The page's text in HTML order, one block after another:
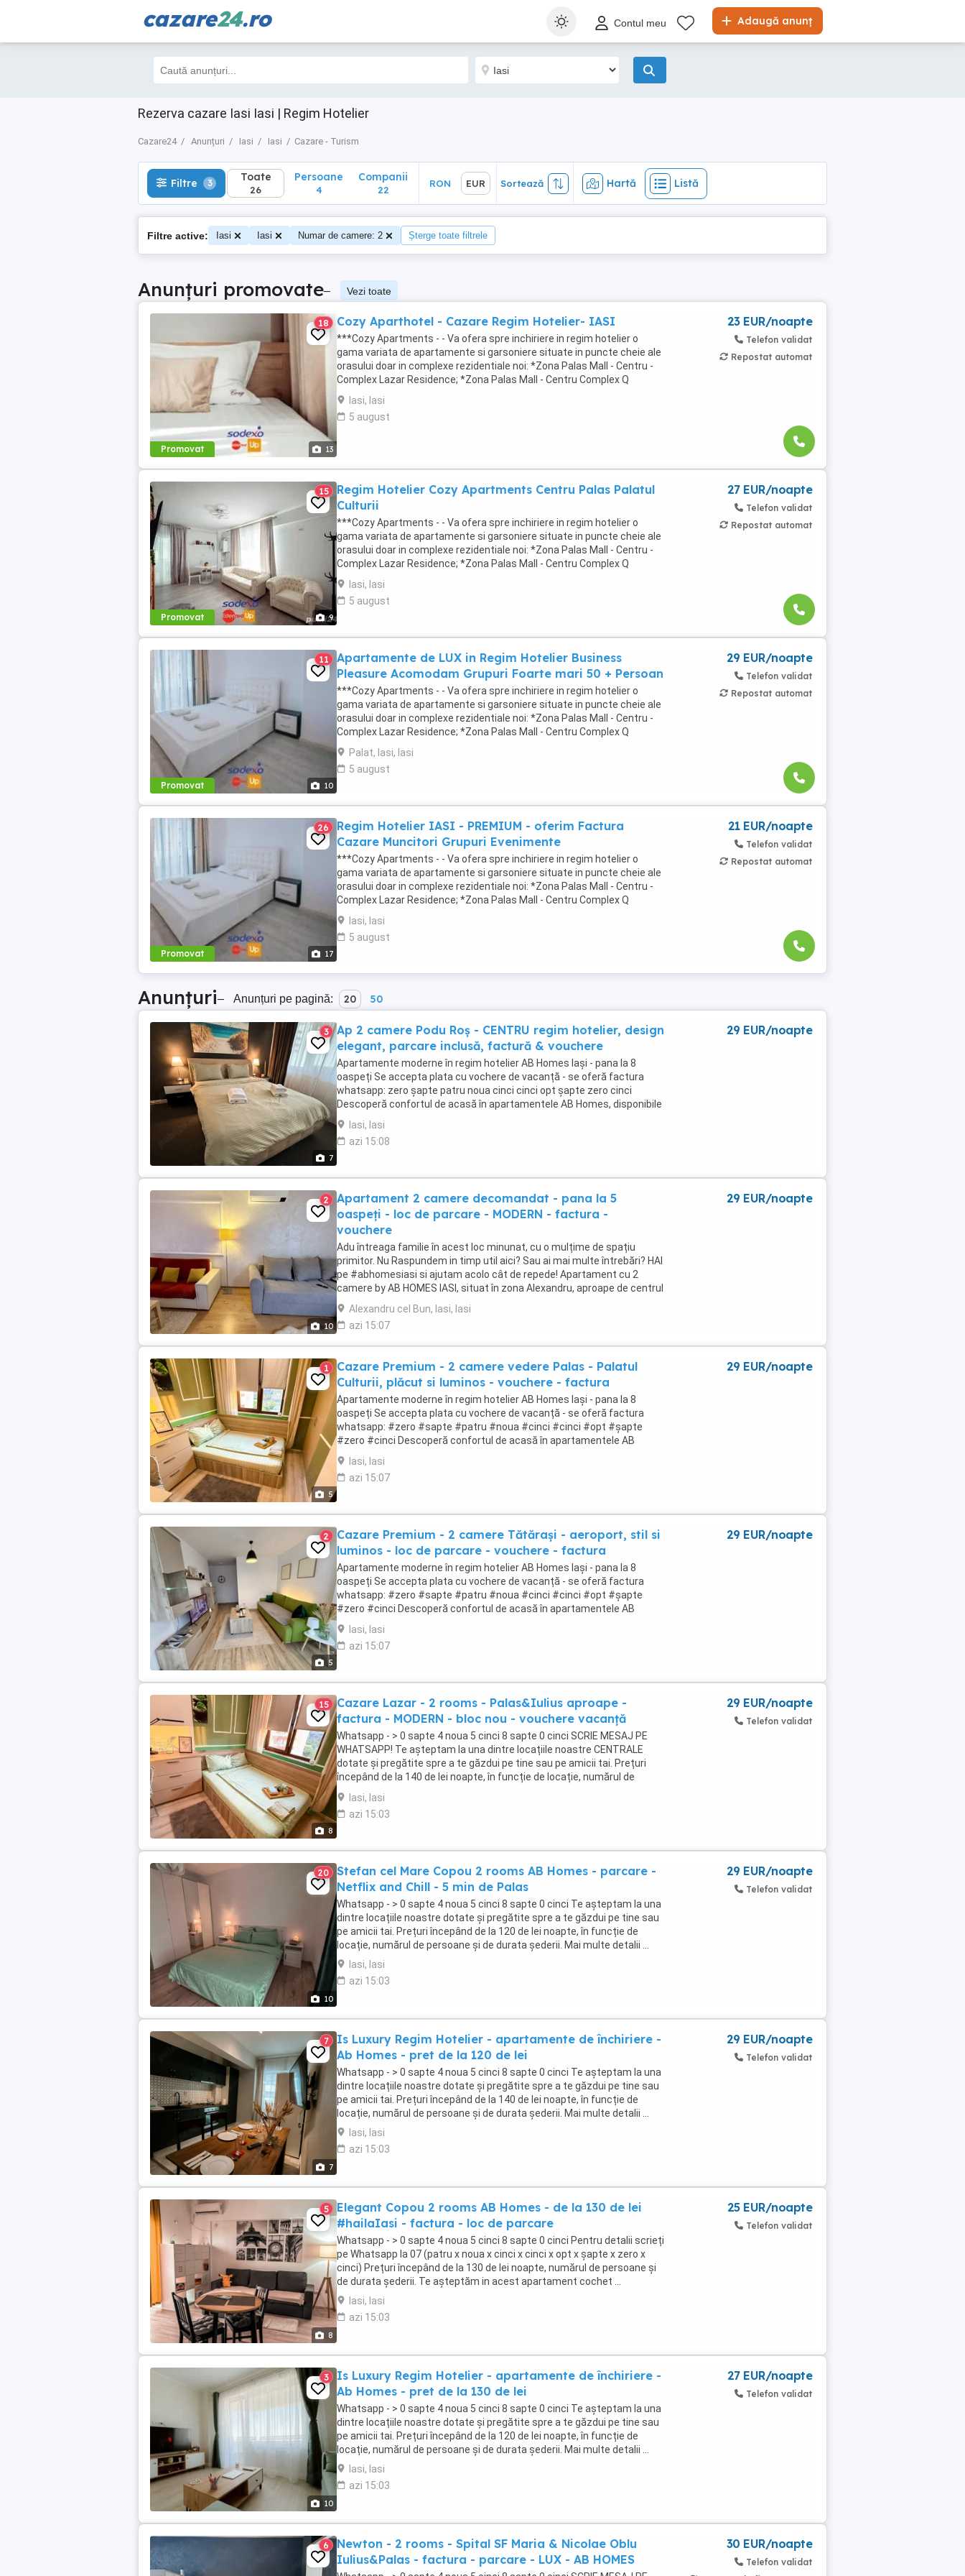
cazare24.ro Adaugă anunț
Contul meu
Rezerva cazare Iasi Iasi | Regim Hotelier
Cazare24 Anunțuri Iasi Iasi Cazare - Turism
Filtre 3 Toate
26
Hartă Listă
Filtre 3 Toate
26
Persoane
4
Companii
22
RON EUR Sortează Hartă Listă
Filtre active: Iasi Iasi Numar de camere: 2 Șterge toate filtrele
Anunțuri promovate– Vezi toate
Promovat 13
18 Cozy Aparthotel - Cazare Regim Hotelier- IASI
***Cozy Apartments - - Va ofera spre inchiriere in regim hotelier o
gama variata de apartamente si garsoniere situate in puncte cheie ale
orasului doar in complexe rezidentiale noi: *Zona Palas Mall - Centru -
Complex Lazar Residence; *Zona Palas Mall - Centru Complex Q
Residence; *Zona Palas Mall - ...
Iasi, Iasi
5 august
23 EUR/noapte
Telefon validat
Repostat automat
Promovat 9
15
Regim Hotelier Cozy Apartments Centru Palas Palatul
Culturii
***Cozy Apartments - - Va ofera spre inchiriere in regim hotelier o
gama variata de apartamente si garsoniere situate in puncte cheie ale
orasului doar in complexe rezidentiale noi: *Zona Palas Mall - Centru -
Complex Lazar Residence; *Zona Palas Mall - Centru Complex Q
Residence; *Zona Palas Mall ...
Iasi, Iasi
5 august
27 EUR/noapte
Telefon validat
Repostat automat
Promovat 10
11
Apartamente de LUX in Regim Hotelier Business
Pleasure Acomodam Grupuri Foarte mari 50 + Persoan
***Cozy Apartments - - Va ofera spre inchiriere in regim hotelier o
gama variata de apartamente si garsoniere situate in puncte cheie ale
orasului doar in complexe rezidentiale noi: *Zona Palas Mall - Centru -
Complex Lazar Residence; *Zona Palas Mall - Centru Complex Q
Residence; *Zona Palas Mall - ...
Palat, Iasi, Iasi
5 august
29 EUR/noapte
Telefon validat
Repostat automat
Promovat 17
26
Regim Hotelier IASI - PREMIUM - oferim Factura
Cazare Muncitori Grupuri Evenimente
***Cozy Apartments - - Va ofera spre inchiriere in regim hotelier o
gama variata de apartamente si garsoniere situate in puncte cheie ale
orasului doar in complexe rezidentiale noi: *Zona Palas Mall - Centru -
Complex Lazar Residence; *Zona Palas Mall - Centru Complex Q
Residence; *Zona Palas Mall - ...
Iasi, Iasi
5 august
21 EUR/noapte
Telefon validat
Repostat automat
Anunțuri– Anunțuri pe pagină: 20 50
7
3
Ap 2 camere Podu Roș - CENTRU regim hotelier, design
elegant, parcare inclusă, factură & vouchere
Apartamente moderne în regim hotelier AB Homes Iași - pana la 8
oaspeți Se accepta plata cu vochere de vacanță - se oferă factura
whatsapp: zero șapte patru noua cinci cinci opt șapte zero cinci
Descoperă confortul de acasă în apartamentele AB Homes, disponibile
în cele mai căutate zone din Iași Palas, ...
Iasi, Iasi
azi 15:08
29 EUR/noapte
10
2
Apartament 2 camere decomandat - pana la 5
oaspeți - loc de parcare - MODERN - factura -
vouchere
Adu întreaga familie în acest loc minunat, cu o mulțime de spațiu
primitor. Nu Raspundem in timp util aici? Sau ai mai multe întrebări? HAI
pe #abhomesiasi si ajutam acolo cât de repede! Apartament cu 2
camere by AB HOMES IASI, situat în zona Alexandru, aproape de centrul
orasului. Spațiu modern, ...
Alexandru cel Bun, Iasi, Iasi
azi 15:07
29 EUR/noapte
5
1
Cazare Premium - 2 camere vedere Palas - Palatul
Culturii, plăcut si luminos - vouchere - factura
Apartamente moderne în regim hotelier AB Homes Iași - pana la 8
oaspeți Se accepta plata cu vochere de vacanță - se oferă factura
whatsapp: #zero #sapte #patru #noua #cinci #cinci #opt #șapte
#zero #cinci Descoperă confortul de acasă în apartamentele AB
Homes, disponibile în cele mai căutate zone din ...
Iasi, Iasi
azi 15:07
29 EUR/noapte
5
2
Cazare Premium - 2 camere Tătărași - aeroport, stil si
luminos - loc de parcare - vouchere - factura
Apartamente moderne în regim hotelier AB Homes Iași - pana la 8
oaspeți Se accepta plata cu vochere de vacanță - se oferă factura
whatsapp: #zero #sapte #patru #noua #cinci #cinci #opt #șapte
#zero #cinci Descoperă confortul de acasă în apartamentele AB
Homes, disponibile în cele mai căutate zone din ...
Iasi, Iasi
azi 15:07
29 EUR/noapte
8
15
Cazare Lazar - 2 rooms - Palas&Iulius aproape -
factura - MODERN - bloc nou - vouchere vacanță
Whatsapp - > 0 sapte 4 noua 5 cinci 8 sapte 0 cinci SCRIE MESAJ PE
WHATSAPP! Te așteptam la una dintre locațiile noastre CENTRALE
dotate și pregătite spre a te găzdui pe tine sau pe amicii tai. Prețuri
începând de la 140 de lei noapte, în funcție de locație, numărul de
persoane ...
Iasi, Iasi
azi 15:03
29 EUR/noapte
Telefon validat
10
20
Stefan cel Mare Copou 2 rooms AB Homes - parcare -
Netflix and Chill - 5 min de Palas
Whatsapp - > 0 sapte 4 noua 5 cinci 8 sapte 0 cinci Te așteptam la una
dintre locațiile noastre dotate și pregătite spre a te găzdui pe tine sau
pe amicii tai. Prețuri începând de la 120 de lei noapte, în funcție de
locație, numărul de persoane și de durata șederii. Mai multe detalii ...
Iasi, Iasi
azi 15:03
29 EUR/noapte
Telefon validat
7
7
Is Luxury Regim Hotelier - apartamente de închiriere -
Ab Homes - pret de la 120 de lei
Whatsapp - > 0 sapte 4 noua 5 cinci 8 sapte 0 cinci Te așteptam la una
dintre locațiile noastre dotate și pregătite spre a te găzdui pe tine sau
pe amicii tai. Prețuri începând de la 140 de lei noapte, în funcție de
locație, numărul de persoane și de durata șederii. Mai multe detalii ...
Iasi, Iasi
azi 15:03
29 EUR/noapte
Telefon validat
8
5
Elegant Copou 2 rooms AB Homes - de la 130 de lei
#hailaIasi - factura - loc de parcare
Whatsapp - > 0 sapte 4 noua 5 cinci 8 sapte 0 cinci Pentru detalii scrieți
pe Whatsapp la 07 (patru x noua x cinci x cinci x opt x șapte x zero x
cinci) Prețuri începând de la 130 de lei noapte, numărul de persoane și
de durata șederii. Te așteptăm in acest apartament cochet ...
Iasi, Iasi
azi 15:03
25 EUR/noapte
Telefon validat
10
3
Is Luxury Regim Hotelier - apartamente de închiriere -
Ab Homes - pret de la 130 de lei
Whatsapp - > 0 sapte 4 noua 5 cinci 8 sapte 0 cinci Te așteptam la una
dintre locațiile noastre dotate și pregătite spre a te găzdui pe tine sau
pe amicii tai. Prețuri începând de la 120 de lei noapte, în funcție de
locație, numărul de persoane și de durata șederii. Mai multe detalii ...
Iasi, Iasi
azi 15:03
27 EUR/noapte
Telefon validat
6
Newton - 2 rooms - Spital SF Maria & Nicolae Oblu
Iulius&Palas - factura - parcare - LUX - AB HOMES
30 EUR/noapte
Telefon validat